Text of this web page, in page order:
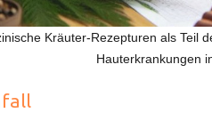
Kräuter-Rezepturen als Teil
Hauterkrankungen